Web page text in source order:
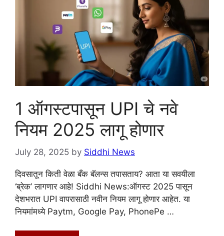
1 ऑगस्टपासून UPI चे नवे
नियम 2025 लागू होणार
July 28, 2025 by Siddhi News
दिवसातून किती वेळा बँक बॅलन्स तपासताय? आता या सवयीला
‘ब्रेक’ लागणार आहे! Siddhi News:ऑगस्ट 2025 पासून
देशभरात UPI वापरासाठी नवीन नियम लागू होणार आहेत. या
नियमांमध्ये Paytm, Google Pay, PhonePe …